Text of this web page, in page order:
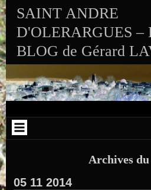
SAINT ANDRE
D'OLERARGUES –
BLOG de Gérard
Archives
05 11 2014